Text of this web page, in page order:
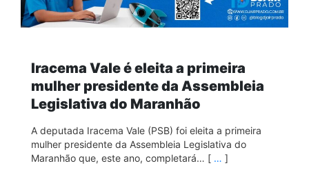
Iracema Vale é eleita a primeira
mulher presidente da Assembleia
Legislativa do Maranhão
A deputada Iracema Vale (PSB) foi eleita a primeira
mulher presidente da Assembleia Legislativa do
Maranhão que, este ano, completará… [ … ]